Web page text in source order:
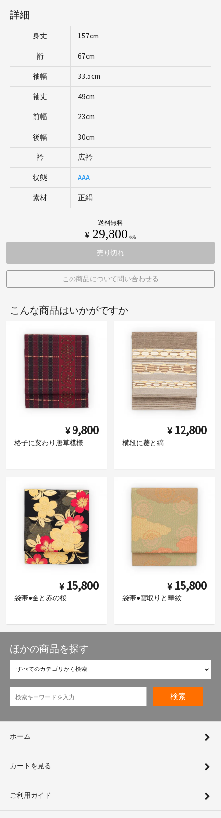
詳細
身丈 157cm
裄 67cm
袖幅 33.5cm
袖丈 49cm
前幅 23cm
後幅 30cm
衿 広衿
状態 AAA
素材 正絹
送料無料
¥ 29,800 税込
売り切れ
この商品について問い合わせる
こんな商品はいかがですか
¥ 9,800
格子に変わり唐草模様
¥ 12,800
横段に菱と縞
¥ 15,800
袋帯●金と赤の桜
¥ 15,800
袋帯●雲取りと華紋
ほかの商品を探す
検索
ホーム
カートを見る
ご利用ガイド